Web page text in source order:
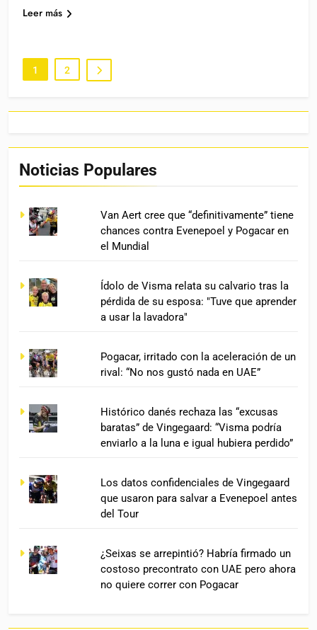
Leer más
1 2
Noticias Populares
Van Aert cree que “definitivamente” tiene
chances contra Evenepoel y Pogacar en
el Mundial
Ídolo de Visma relata su calvario tras la
pérdida de su esposa: "Tuve que aprender
a usar la lavadora"
Pogacar, irritado con la aceleración de un
rival: “No nos gustó nada en UAE”
Histórico danés rechaza las “excusas
baratas” de Vingegaard: “Visma podría
enviarlo a la luna e igual hubiera perdido”
Los datos confidenciales de Vingegaard
que usaron para salvar a Evenepoel antes
del Tour
¿Seixas se arrepintió? Habría firmado un
costoso precontrato con UAE pero ahora
no quiere correr con Pogacar